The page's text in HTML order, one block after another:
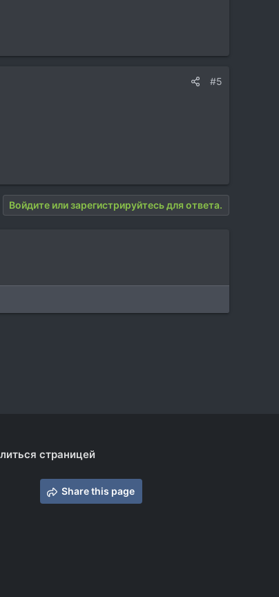
#5
Войдите или зарегистрируйтесь для ответа.
страницей
Share this page